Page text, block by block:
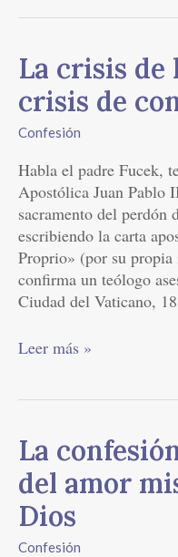
La crisis de
crisis de
Confesión
Habla el padre Fucek,
Apostólica Juan Pablo
sacramento del perdón
escribiendo la carta
Proprio» (por su
confirma un teólogo
Ciudad del Vaticano,
La
crisis
de
la
crisis
de
confesores
Leer más »
La
del amor
Dios
Confesión
La
confesión,
sacramento
del
amor